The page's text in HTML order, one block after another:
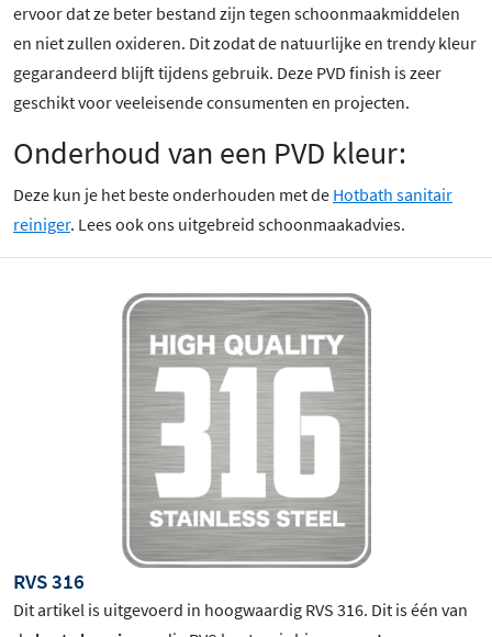
ervoor dat ze beter bestand zijn tegen schoonmaakmiddelen
en niet zullen oxideren. Dit zodat de natuurlijke en trendy kleur
gegarandeerd blijft tijdens gebruik. Deze PVD finish is zeer
geschikt voor veeleisende consumenten en projecten.
Onderhoud van een PVD kleur:
Deze kun je het beste onderhouden met de Hotbath sanitair
reiniger. Lees ook ons uitgebreid schoonmaakadvies.
RVS 316
Dit artikel is uitgevoerd in hoogwaardig RVS 316. Dit is één van